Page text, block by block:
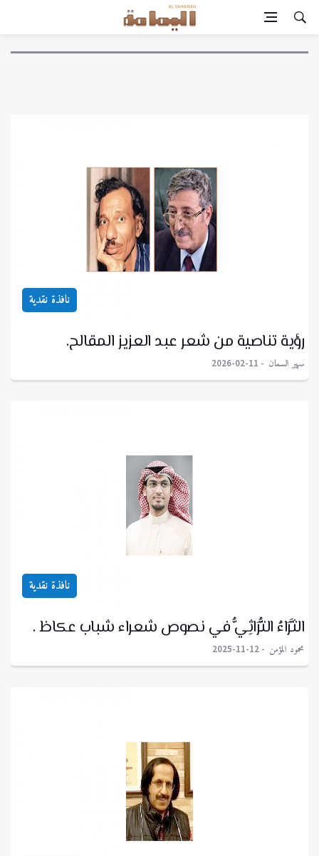
نافذة نقدية
رؤية تناصية من شعر عبد العزيز المقالح.
سهير السمان 2026-02-11
نافذة نقدية
الثَّرَاءُ التُّرَاثِيُّ في نصوص شعراء شباب عكاظ .
محمود المؤمن 2025-11-12